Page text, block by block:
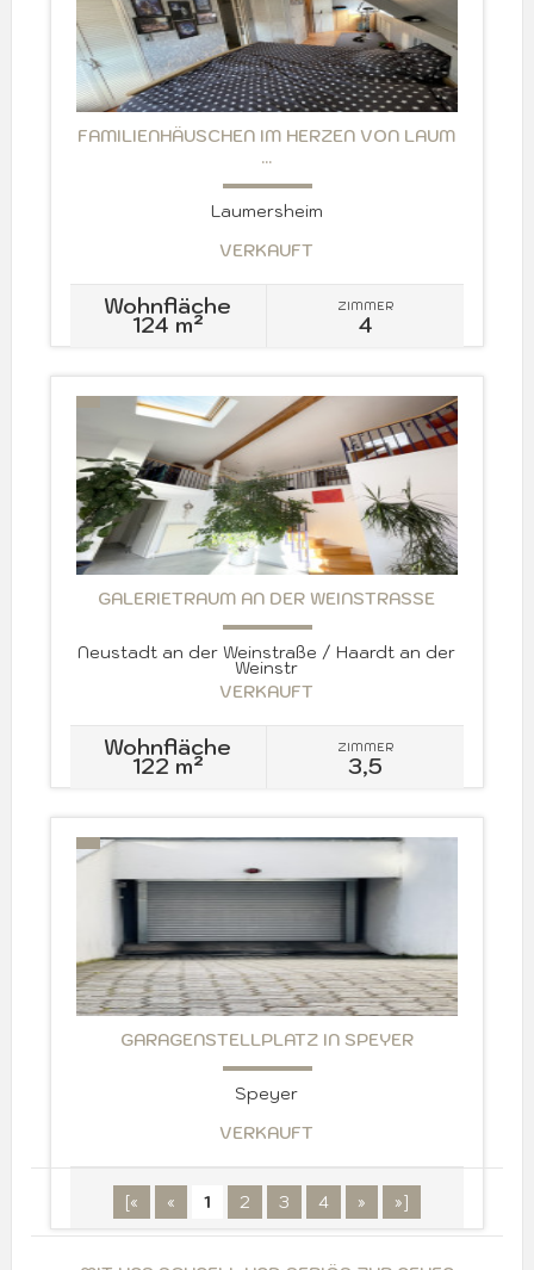
FAMILIENHÄUSCHEN IM HERZEN VON LAUM
...
Laumersheim
VERKAUFT
Wohnfläche
124 m²
ZIMMER
4
GALERIETRAUM AN DER WEINSTRASSE
Neustadt an der Weinstraße / Haardt an der
Weinstr
VERKAUFT
Wohnfläche
122 m²
ZIMMER
3,5
GARAGENSTELLPLATZ IN SPEYER
Speyer
VERKAUFT
[« « 1 2 3 4 » »]